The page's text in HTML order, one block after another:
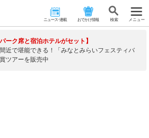
ニュース･連載 おでかけ情報 検 索 メニュー
パーク席と宿泊ホテルがセット】
近で堪能できる！「みなとみらいフェスティバ
ツアーを販売中